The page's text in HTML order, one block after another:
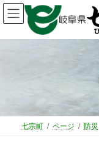
コ
ン
ナ
ビ
七宗町 ページ 防災